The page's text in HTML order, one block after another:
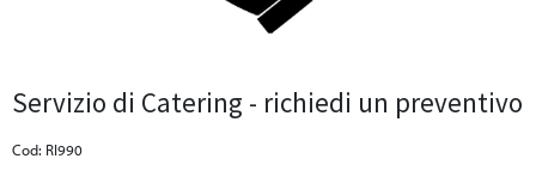
Servizio di Catering - richiedi un preventivo
Cod: RI990